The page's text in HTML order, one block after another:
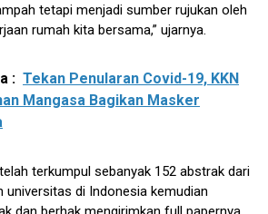
tetapi menjadi sumber rujukan oleh
rumah kita bersama,” ujarnya.
: Tekan Penularan Covid-19, KKN
Mangasa Bagikan Masker
terkumpul sebanyak 152 abstrak dari
universitas di Indonesia kemudian